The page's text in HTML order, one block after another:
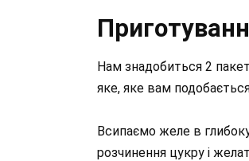
Нам знадобиться 2
яке, яке вам
Всипаємо желе в
розчинення цукру і